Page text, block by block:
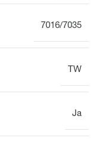
7016/7035
TW
Ja